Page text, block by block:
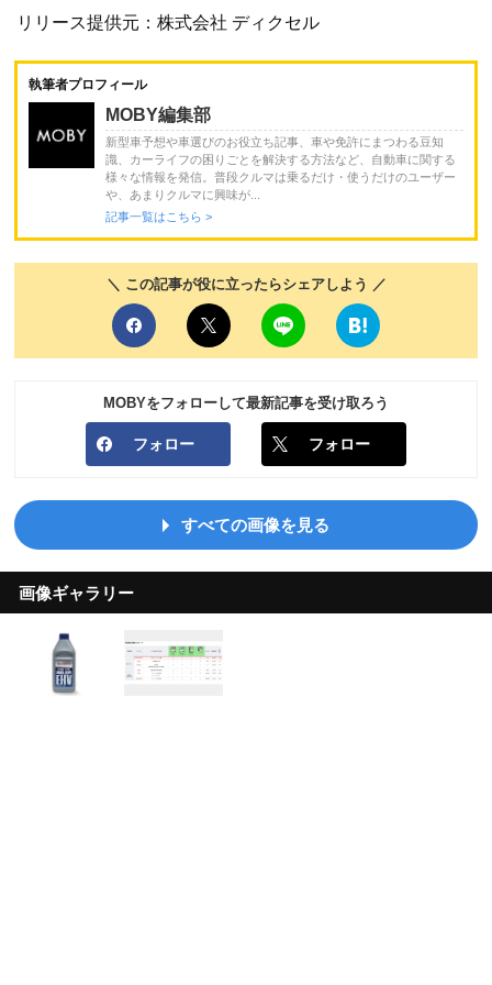
リリース提供元：株式会社 ディクセル
執筆者プロフィール
MOBY編集部
新型車予想や車選びのお役立ち記事、車や免許にまつわる豆知
識、カーライフの困りごとを解決する方法など、自動車に関する
様々な情報を発信。普段クルマは乗るだけ・使うだけのユーザー
や、あまりクルマに興味が...
記事一覧はこちら >
＼ この記事が役に立ったらシェアしよう ／
MOBYをフォローして最新記事を受け取ろう
フォロー フォロー
すべての画像を見る
画像ギャラリー